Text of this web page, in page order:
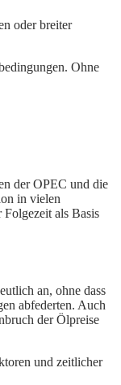
oder breiter
Ohne
der OPEC und die
in vielen
als Basis
an, ohne dass
abfederten. Auch
der Ölpreise
und zeitlicher